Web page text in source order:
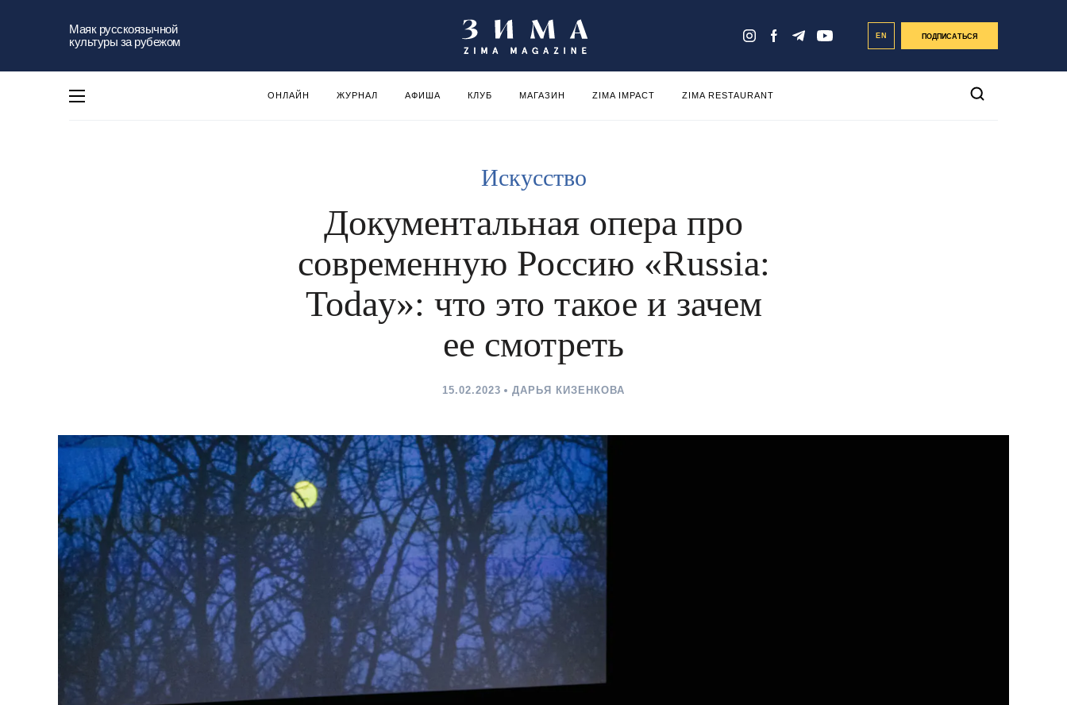
Маяк русскоязычной
культуры за рубежом
EN ПОДПИСАТЬСЯ
ОНЛАЙН ЖУРНАЛ АФИША КЛУБ МАГАЗИН ZIMA IMPACT ZIMA RESTAURANT
Искусство
Документальная опера про
современную Россию «Russia:
Today»: что это такое и зачем
ее смотреть
15.02.2023 ДАРЬЯ КИЗЕНКОВА